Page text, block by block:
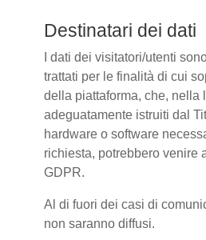
Destinatari dei dati
I dati dei visitatori/utenti
trattati per le finalità di cui
della piattaforma, che, nella
adeguatamente istruiti dal
hardware o software
richiesta, potrebbero venire
GDPR.
Al di fuori dei casi di
non saranno diffusi.